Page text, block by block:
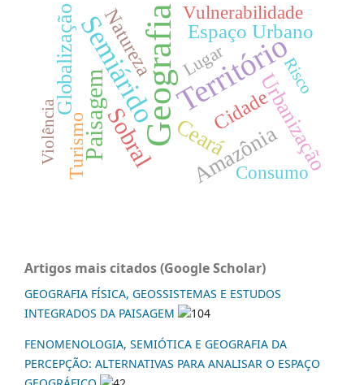
GeografiaTerritório
Semiárido
PaisagemSobral Ceará
Amazônia
Globalização
Urbanização
Espaço Urbano
Natureza
Cidade
Turismo Consumo
Vulnerabilidade
Lugar
Violência
Risco
Artigos mais citados (Google Scholar)
GEOGRAFIA FÍSICA, GEOSSISTEMAS E ESTUDOS
INTEGRADOS DA PAISAGEM
104
FENOMENOLOGIA, SEMIÓTICA E GEOGRAFIA DA
PERCEPÇÃO: ALTERNATIVAS PARA ANALISAR O ESPAÇO